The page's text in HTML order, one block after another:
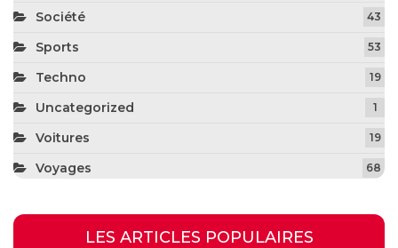
Société 43
Sports 53
Techno 19
Uncategorized 1
Voitures 19
Voyages 68
LES ARTICLES POPULAIRES